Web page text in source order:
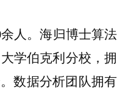
人。海归博士算法
学伯克利分校，拥
数据分析团队拥有